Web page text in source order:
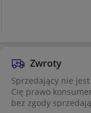
Zwroty
Sprzedający nie
Cię prawo
bez zgody